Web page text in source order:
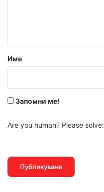
р
Име
Запомни ме!
Are you human? Please solve: